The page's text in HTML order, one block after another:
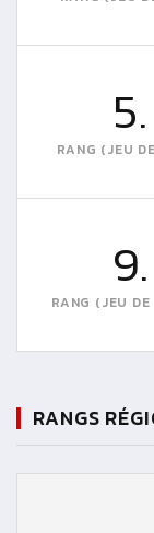
5.
RANG (JEU
9.
RANG (JEU
RANGS